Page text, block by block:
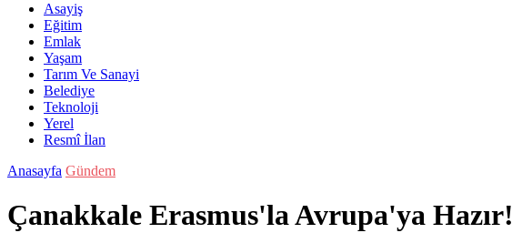
Asayiş
Eğitim
Emlak
Yaşam
Tarım Ve Sanayi
Belediye
Teknoloji
Yerel
Resmî İlan
Anasayfa Gündem
Çanakkale Erasmus'la Avrupa'ya Hazır!